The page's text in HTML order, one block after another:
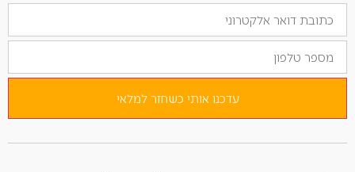
הזן
את
כתובת
שלך
כדי
למוצר
מספר
טלפון
עדכנו אותי כשחזר למלאי